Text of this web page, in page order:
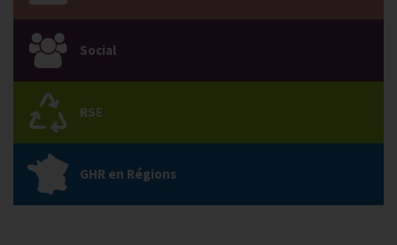
Social
RSE
GHR en Régions